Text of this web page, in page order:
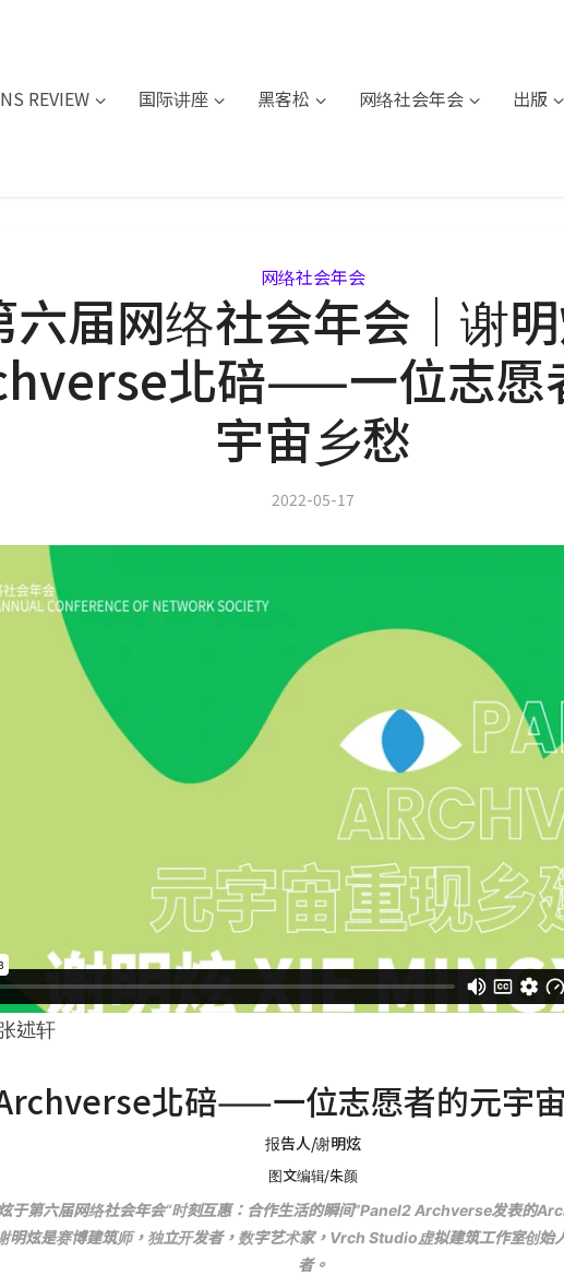
REVIEW 国际讲座 黑客松 网络社会年会 出版
网络社会年会
六届网络社会年会｜谢明
北碚——一位志愿
宇宙乡愁
2022-05-17
述轩
北碚——一位志愿者的元宇
报告人/谢明炫
图文编辑/朱颜
于第六届网络社会年会“时刻互惠：合作生活的瞬间”Panel2 Archverse发表的
明炫是赛博建筑师，独立开发者，数字艺术家，Vrch Studio虚拟建筑工作室创
者。